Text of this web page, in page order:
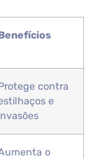
contra
e
o